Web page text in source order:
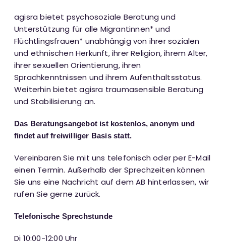
agisra bietet psychosoziale Beratung und
Unterstützung für alle Migrantinnen* und
Flüchtlingsfrauen* unabhängig von ihrer sozialen
und ethnischen Herkunft, ihrer Religion, ihrem Alter,
ihrer sexuellen Orientierung, ihren
Sprachkenntnissen und ihrem Aufenthaltsstatus.
Weiterhin bietet agisra traumasensible Beratung
und Stabilisierung an.
Das Beratungsangebot ist kostenlos, anonym und
findet auf freiwilliger Basis statt.
Vereinbaren Sie mit uns telefonisch oder per E-Mail
einen Termin. Außerhalb der Sprechzeiten können
Sie uns eine Nachricht auf dem AB hinterlassen, wir
rufen Sie gerne zurück.
Telefonische Sprechstunde
Di 10:00-12:00 Uhr